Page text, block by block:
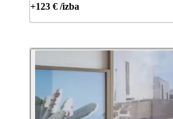
+123 € /izba